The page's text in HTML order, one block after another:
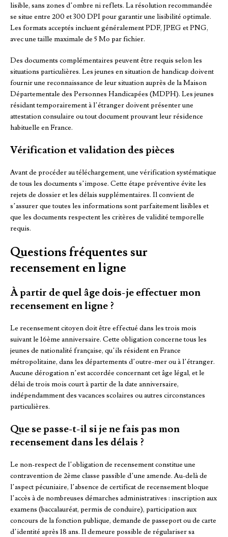
lisible, sans zones d’ombre ni reflets. La résolution recommandée
se situe entre 200 et 300 DPI pour garantir une lisibilité optimale.
Les formats acceptés incluent généralement PDF, JPEG et PNG,
avec une taille maximale de 5 Mo par fichier.
Des documents complémentaires peuvent être requis selon les
situations particulières. Les jeunes en situation de handicap doivent
fournir une reconnaissance de leur situation auprès de la Maison
Départementale des Personnes Handicapées (MDPH). Les jeunes
résidant temporairement à l’étranger doivent présenter une
attestation consulaire ou tout document prouvant leur résidence
habituelle en France.
Vérification et validation des pièces
Avant de procéder au téléchargement, une vérification systématique
de tous les documents s’impose. Cette étape préventive évite les
rejets de dossier et les délais supplémentaires. Il convient de
s’assurer que toutes les informations sont parfaitement lisibles et
que les documents respectent les critères de validité temporelle
requis.
Questions fréquentes sur
recensement en ligne
À partir de quel âge dois-je effectuer mon
recensement en ligne ?
Le recensement citoyen doit être effectué dans les trois mois
suivant le 16ème anniversaire. Cette obligation concerne tous les
jeunes de nationalité française, qu’ils résident en France
métropolitaine, dans les départements d’outre-mer ou à l’étranger.
Aucune dérogation n’est accordée concernant cet âge légal, et le
délai de trois mois court à partir de la date anniversaire,
indépendamment des vacances scolaires ou autres circonstances
particulières.
Que se passe-t-il si je ne fais pas mon
recensement dans les délais ?
Le non-respect de l’obligation de recensement constitue une
contravention de 2ème classe passible d’une amende. Au-delà de
l’aspect pécuniaire, l’absence de certificat de recensement bloque
l’accès à de nombreuses démarches administratives : inscription aux
examens (baccalauréat, permis de conduire), participation aux
concours de la fonction publique, demande de passeport ou de carte
d’identité après 18 ans. Il demeure possible de régulariser sa